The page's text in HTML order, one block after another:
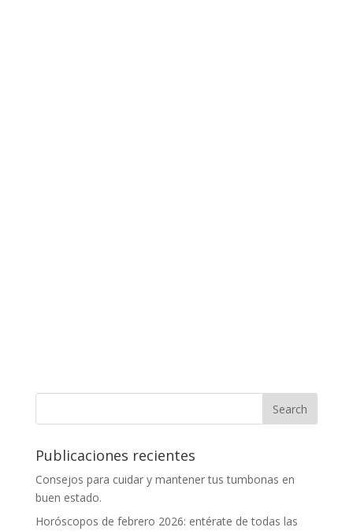
Publicaciones recientes
Consejos para cuidar y mantener tus tumbonas en
buen estado.
Horóscopos de febrero 2026: entérate de todas las